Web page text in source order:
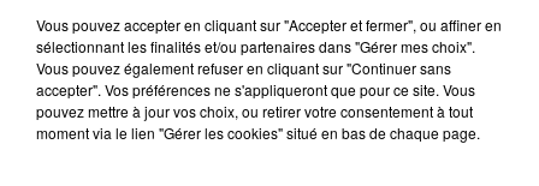
Vous pouvez accepter en cliquant sur "Accepter et fermer", ou affiner en
sélectionnant les finalités et/ou partenaires dans "Gérer mes choix".
Vous pouvez également refuser en cliquant sur "Continuer sans
accepter". Vos préférences ne s'appliqueront que pour ce site. Vous
pouvez mettre à jour vos choix, ou retirer votre consentement à tout
moment via le lien "Gérer les cookies" situé en bas de chaque page.